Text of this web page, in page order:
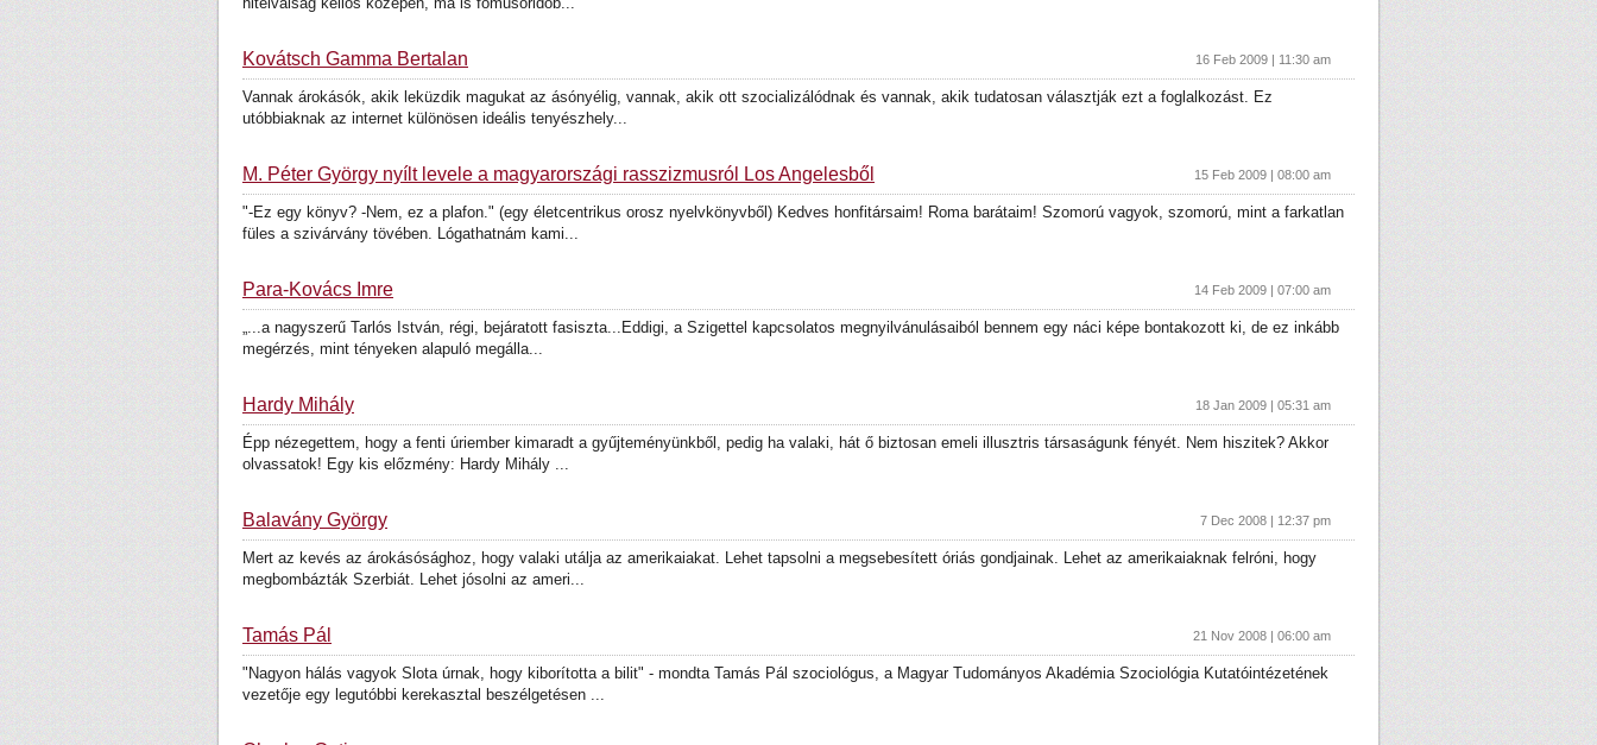
Kovátsch Gamma Bertalan 16 Feb 2009 | 11:30 am
Vannak árokásók, akik leküzdik magukat az ásónyélig, vannak, akik ott szocializálódnak és vannak, akik tudatosan választják ezt a foglalkozást. Ez
utóbbiaknak az internet különösen ideális tenyészhely...
M. Péter György nyílt levele a magyarországi rasszizmusról Los Angelesből 15 Feb 2009 | 08:00 am
"-Ez egy könyv? -Nem, ez a plafon." (egy életcentrikus orosz nyelvkönyvből) Kedves honfitársaim! Roma barátaim! Szomorú vagyok, szomorú, mint a farkatlan
füles a szivárvány tövében. Lógathatnám kami...
Para-Kovács Imre 14 Feb 2009 | 07:00 am
„...a nagyszerű Tarlós István, régi, bejáratott fasiszta...Eddigi, a Szigettel kapcsolatos megnyilvánulásaiból bennem egy náci képe bontakozott ki, de ez inkább
megérzés, mint tényeken alapuló megálla...
Hardy Mihály 18 Jan 2009 | 05:31 am
Épp nézegettem, hogy a fenti úriember kimaradt a gyűjteményünkből, pedig ha valaki, hát ő biztosan emeli illusztris társaságunk fényét. Nem hiszitek? Akkor
olvassatok! Egy kis előzmény: Hardy Mihály ...
Balavány György 7 Dec 2008 | 12:37 pm
Mert az kevés az árokásósághoz, hogy valaki utálja az amerikaiakat. Lehet tapsolni a megsebesített óriás gondjainak. Lehet az amerikaiaknak felróni, hogy
megbombázták Szerbiát. Lehet jósolni az ameri...
Tamás Pál 21 Nov 2008 | 06:00 am
"Nagyon hálás vagyok Slota úrnak, hogy kiborította a bilit" - mondta Tamás Pál szociológus, a Magyar Tudományos Akadémia Szociológia Kutatóintézetének
vezetője egy legutóbbi kerekasztal beszélgetésen ...